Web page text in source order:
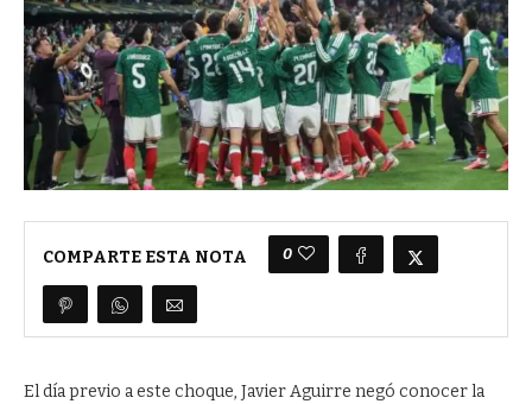
COMPARTE ESTA NOTA 0
El día previo a este choque, Javier Aguirre negó conocer la